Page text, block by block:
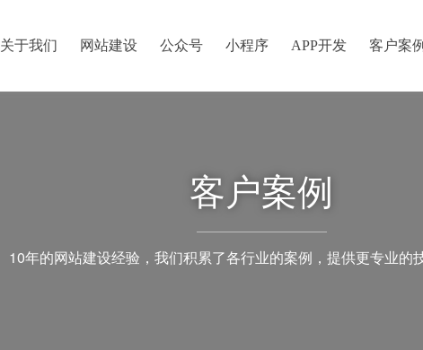
关于我们 网站建设 公众号 小程序 APP开发 客户案例
客户案例
10年的网站建设经验，我们积累了各行业的案例，提供更专业的